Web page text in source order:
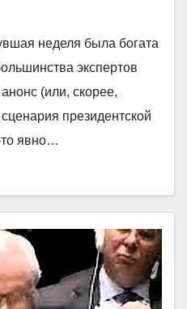
неделя была богата
экспертов
(или, скорее,
президентской
то явно…